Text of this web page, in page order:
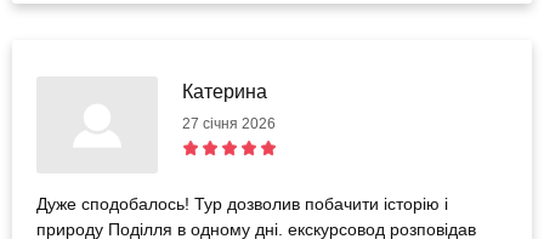
Катерина
27 січня 2026
Дуже сподобалось! Тур дозволив побачити історію і
природу Поділля в одному дні. екскурсовод розповідав